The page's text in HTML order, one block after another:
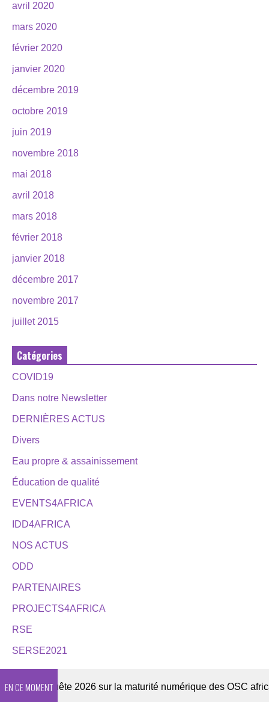
avril 2020
mars 2020
février 2020
janvier 2020
décembre 2019
octobre 2019
juin 2019
novembre 2018
mai 2018
avril 2018
mars 2018
février 2018
janvier 2018
décembre 2017
novembre 2017
juillet 2015
Catégories
COVID19
Dans notre Newsletter
DERNIÈRES ACTUS
Divers
Eau propre & assainissement
Éducation de qualité
EVENTS4AFRICA
IDD4AFRICA
NOS ACTUS
ODD
PARTENAIRES
PROJECTS4AFRICA
RSE
SERSE2021
EN CE MOMENT
Enquête 2026 sur la maturité numérique des OSC